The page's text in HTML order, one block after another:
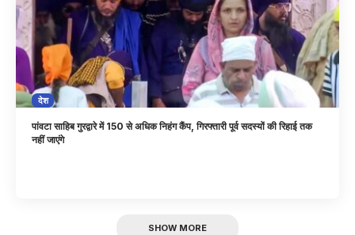
देश
पांवटा साहिब गुरद्वारे में 150 से अधिक निहंग कैंप, गिरफ्तारी पूर्व सदस्यों की रिहाई तक
नहीं जाएंगे
SHOW MORE